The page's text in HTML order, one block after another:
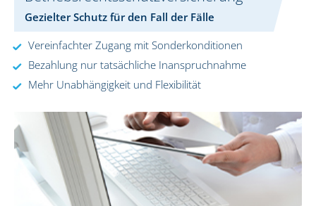
Gezielter Schutz für den Fall der Fälle
Vereinfachter Zugang mit Sonderkonditionen
Bezahlung nur tatsächliche Inanspruchnahme
Mehr Unabhängigkeit und Flexibilität